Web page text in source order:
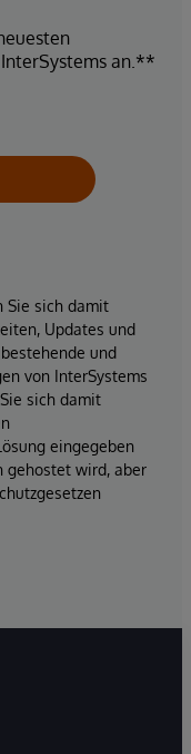
an.**
Sie sich damit
Updates und
und
von InterSystems
sich damit
eingegeben
gehostet wird, aber